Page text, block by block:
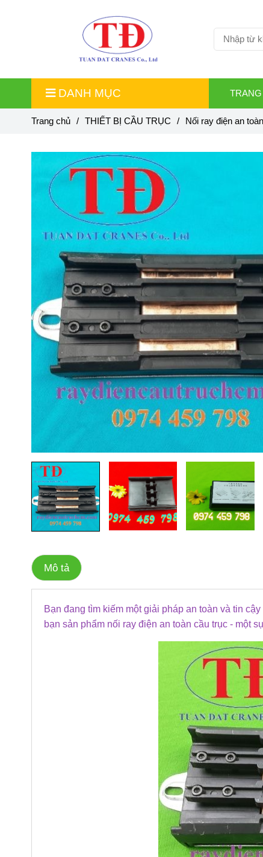
DANH MỤC
Trang chủ / THIẾT BỊ CẦU TRỤC / Nối ray điện an
Mô tả
Bạn đang tìm kiếm một giải pháp an toàn và tin
bạn sản phẩm nối ray điện an toàn cầu trục - một